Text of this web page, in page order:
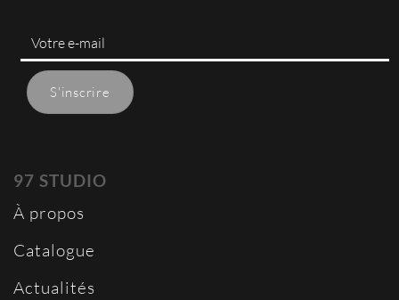
97 STUDIO
À propos
Catalogue
Actualités